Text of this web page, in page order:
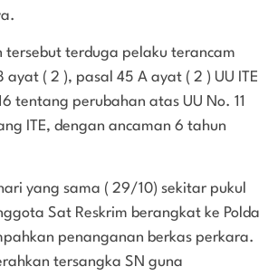
tersebut terduga pelaku terancam
( 2 ), pasal 45 A ayat ( 2 ) UU ITE
tentang perubahan atas UU No. 11
ITE, dengan ancaman 6 tahun
yang sama ( 29/10) sekitar pukul
Sat Reskrim berangkat ke Polda
penanganan berkas perkara.
tersangka SN guna